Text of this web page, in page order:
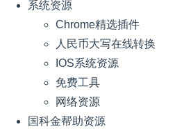
系统资源
Chrome精选插件
人民币大写在线转换
IOS系统资源
免费工具
网络资源
国科金帮助资源